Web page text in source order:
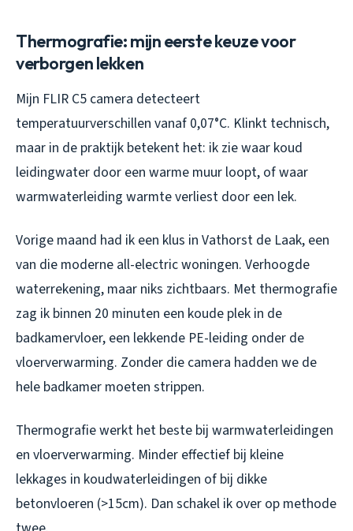
Thermografie: mijn eerste keuze voor
verborgen lekken
Mijn FLIR C5 camera detecteert
temperatuurverschillen vanaf 0,07°C. Klinkt technisch,
maar in de praktijk betekent het: ik zie waar koud
leidingwater door een warme muur loopt, of waar
warmwaterleiding warmte verliest door een lek.
Vorige maand had ik een klus in Vathorst de Laak, een
van die moderne all-electric woningen. Verhoogde
waterrekening, maar niks zichtbaars. Met thermografie
zag ik binnen 20 minuten een koude plek in de
badkamervloer, een lekkende PE-leiding onder de
vloerverwarming. Zonder die camera hadden we de
hele badkamer moeten strippen.
Thermografie werkt het beste bij warmwaterleidingen
en vloerverwarming. Minder effectief bij kleine
lekkages in koudwaterleidingen of bij dikke
betonvloeren (>15cm). Dan schakel ik over op methode